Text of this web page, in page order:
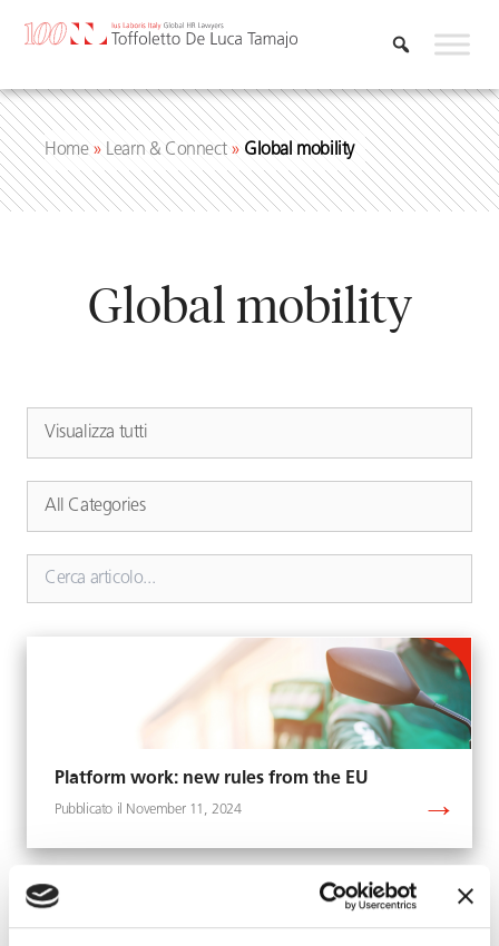
Home» Learn & Connect» Global mobility
Global mobility
Platform work: new rules from the EU
November 11, 2024